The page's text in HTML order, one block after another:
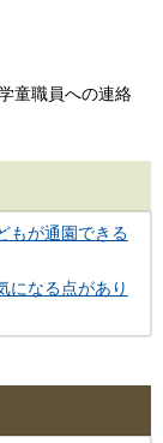
童職員への連絡
もが通園できる
になる点があり